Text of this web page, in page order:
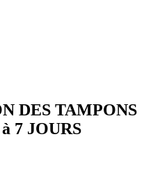
DES TAMPONS
7 JOURS